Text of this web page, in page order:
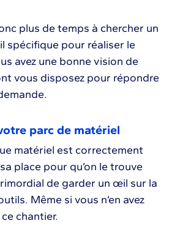
plus de temps à chercher un
spécifique pour réaliser le
avez une bonne vision de
vous disposez pour répondre
parc de matériel
matériel est correctement
place pour qu’on le trouve
de garder un œil sur la
Même si vous n’en avez
chantier.